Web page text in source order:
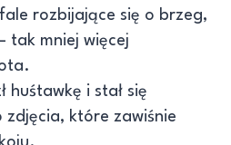
rozbijające się o brzeg,
tak mniej więcej
huśtawkę i stał się
które zawiśnie